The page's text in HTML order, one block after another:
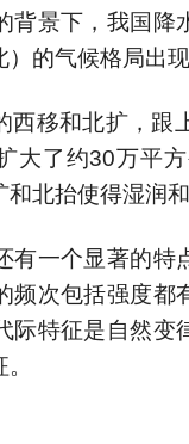
背景下，我国
）的气候格局出
西移和北扩，跟
大了约30万平
和北抬使得湿润
有一个显著的
频次包括强度
际特征是自然